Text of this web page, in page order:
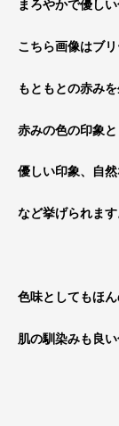
まろやかで優し
こちら画像はブ
もともとの赤み
赤みの色の印象
優しい印象、自
など挙げられます
色味としてもほ
肌の馴染みも良い